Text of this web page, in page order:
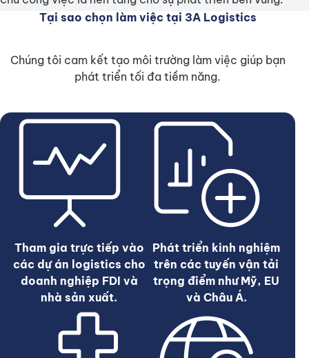
Tại sao chọn làm việc tại 3A Logistics
Chúng tôi cam kết tạo môi trường làm việc giúp bạn
phát triển tối đa tiềm năng.
Tham gia trực tiếp vào
các dự án logistics cho
doanh nghiệp FDI và
nhà sản xuất.
Phát triển kinh nghiệm
trên các tuyến vận tải
trọng điểm như Mỹ, EU
và Châu Á.